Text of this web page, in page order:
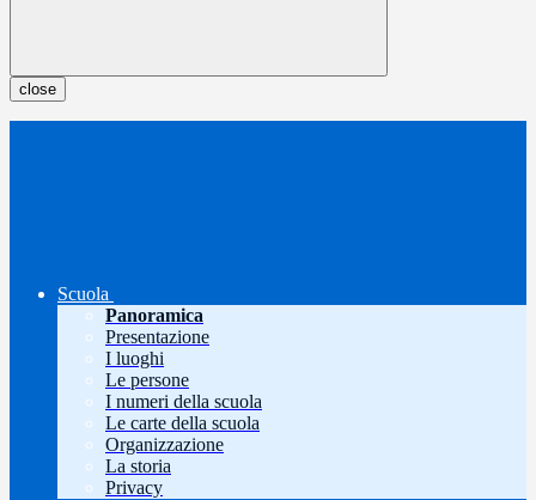
close
Scuola
Panoramica
Presentazione
I luoghi
Le persone
I numeri della scuola
Le carte della scuola
Organizzazione
La storia
Privacy